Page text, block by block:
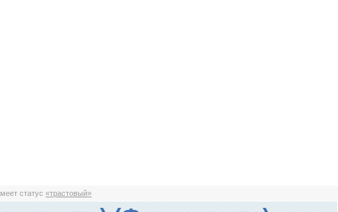
статус«трастовый»